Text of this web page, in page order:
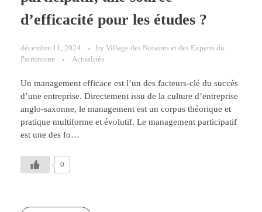
d’efficacité pour les études ?
décembre 11, 2024 by Village des Notaires et des Experts du
Patrimoine
Actualités
Un management efficace est l’un des facteurs-clé du succès
d’une entreprise. Directement issu de la culture d’entreprise
anglo-saxonne, le management est un corpus théorique et
pratique multiforme et évolutif. Le management participatif
est une des fo…
0